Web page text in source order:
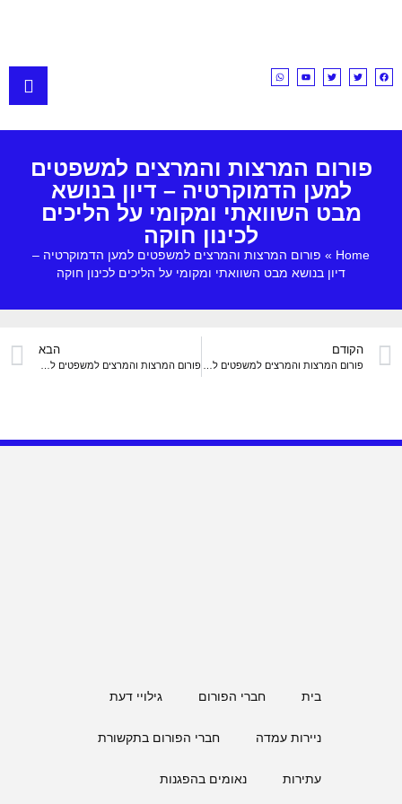
פורום המרצות והמרצים למשפטים
למען הדמוקרטיה – דיון בנושא
מבט השוואתי ומקומי על הליכים
לכינון חוקה
Home
» פורום המרצות והמרצים למשפטים למען הדמוקרטיה –
דיון בנושא מבט השוואתי ומקומי על הליכים לכינון חוקה
הקודם הבא
בית חברי הפורום גילויי דעת
ניירות עמדה חברי הפורום בתקשורת
עתירות נאומים בהפגנות